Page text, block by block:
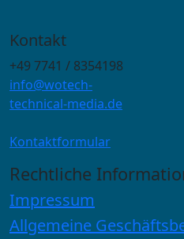
Kontakt
+49 7741 / 8354198
info@wotech-
technical-media.de
Kontaktformular
Rechtliche
Impressum
Allgemeine